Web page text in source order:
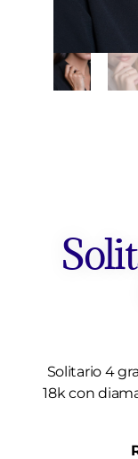
Solitario 4
18k con